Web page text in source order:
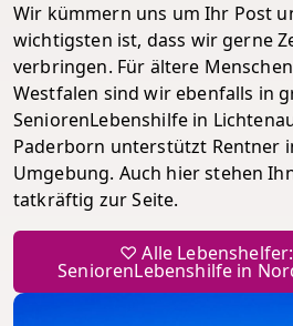
Wir kümmern uns um Ihr Post
wichtigsten ist, dass wir gerne
verbringen. Für ältere
Westfalen sind wir ebenfalls in
SeniorenLebenshilfe in
Paderborn unterstützt Rentner
Umgebung. Auch hier stehen
tatkräftig zur Seite.
♡ Alle
SeniorenLebenshilfe in